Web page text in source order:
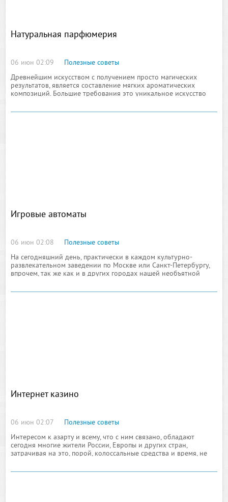
Натуральная парфюмерия
06 июн 02:09
Полезные советы
Древнейшим искусством с получением просто магических
результатов, является составление мягких ароматических
композиций. Большие требования это уникальное искусство
опыту. Вот почему подчиняется
Игровые автоматы
06 июн 02:08
Полезные советы
На сегодняшний день, практически в каждом культурно-
развлекательном заведении по Москве или Санкт-Петербургу,
впрочем, так же как и в других городах нашей необъятной
возможностями реального
Интернет казино
06 июн 02:07
Полезные советы
Интересом к азарту и всему, что с ним связано, обладают
сегодня многие жители России, Европы и других стран,
затрачивая на это, порой, колоссальные средства и время, не
между тем